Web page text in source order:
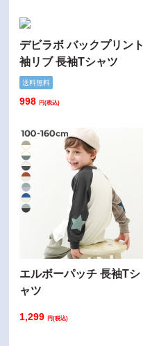
デビラボ バックプリント
袖リブ 長袖Tシャツ
送料無料
998円(税込)
エルボーパッチ 長袖Tシ
ャツ
1,299円(税込)